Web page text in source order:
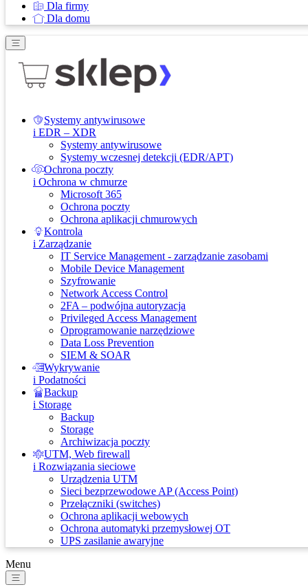
Dla firmy
Dla domu
Systemy antywirusowe
i EDR – XDR
Systemy antywirusowe
Systemy wczesnej detekcji (EDR/APT)
Ochrona poczty
i Ochrona w chmurze
Microsoft 365
Ochrona poczty
Ochrona aplikacji chmurowych
Kontrola
i Zarządzanie
IT Service Management - zarządzanie zasobami
Mobile Device Management
Szyfrowanie
Network Access Control
2FA – podwójna autoryzacja
Privileged Access Management
Oprogramowanie narzędziowe
Data Loss Prevention
SIEM & SOAR
Wykrywanie
i Podatności
Backup
i Storage
Backup
Storage
Archiwizacja poczty
UTM, Web firewall
i Rozwiązania sieciowe
Urządzenia UTM
Sieci bezprzewodowe AP (Access Point)
Przełączniki (switches)
Ochrona aplikacji webowych
Ochrona automatyki przemysłowej OT
UPS zasilanie awaryjne
Menu